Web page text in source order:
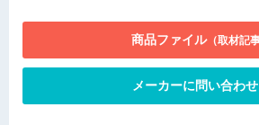
商品ファイル（取材記事
メーカーに問い合わ